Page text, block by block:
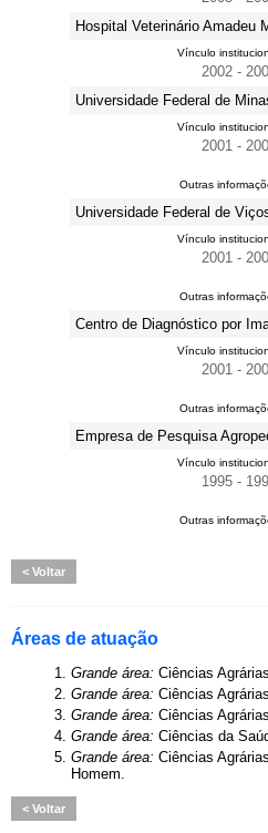
Hospital Veterinário Amadeu
Vínculo
2002 -
Universidade Federal de
Vínculo
2001 -
Outras
Universidade Federal de
Vínculo
2001 -
Outras
Centro de Diagnóstico por
Vínculo
2001 -
Outras
Empresa de Pesquisa
Vínculo
1995 -
Outras
Voltar
Áreas de atuação
1. Grande área: Ciências
2. Grande área: Ciências
3. Grande área: Ciências
4. Grande área: Ciências da
5. Grande área: Ciências
Homem.
Voltar